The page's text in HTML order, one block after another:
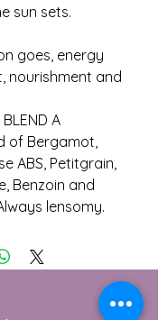
sun sets.
goes, energy
nourishment and
BLEND A
of Bergamot,
ABS, Petitgrain,
Benzoin and
lensomy.